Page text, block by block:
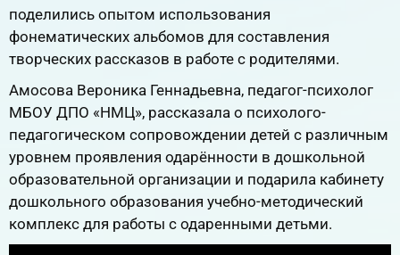
поделились опытом использования
фонематических альбомов для составления
творческих рассказов в работе с родителями.
Амосова Вероника Геннадьевна, педагог-психолог
МБОУ ДПО «НМЦ», рассказала о психолого-
педагогическом сопровождении детей с различным
уровнем проявления одарённости в дошкольной
образовательной организации и подарила кабинету
дошкольного образования учебно-методический
комплекс для работы с одаренными детьми.